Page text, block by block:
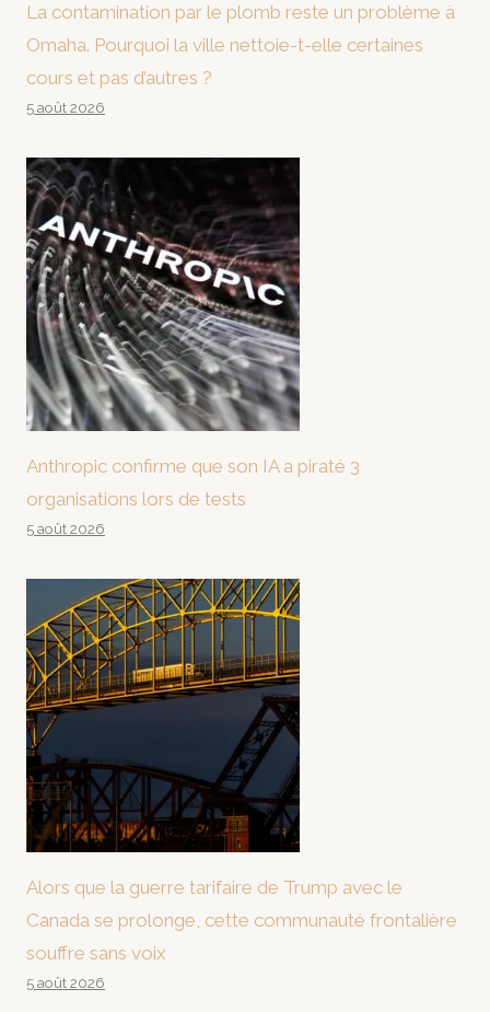
La contamination par le plomb reste un problème à
Omaha. Pourquoi la ville nettoie-t-elle certaines
cours et pas d’autres ?
5 août 2026
Anthropic confirme que son IA a piraté 3
organisations lors de tests
5 août 2026
Alors que la guerre tarifaire de Trump avec le
Canada se prolonge, cette communauté frontalière
souffre sans voix
5 août 2026